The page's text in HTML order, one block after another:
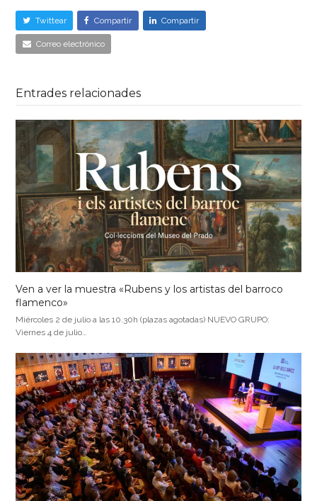
Twittear Compartir Compartir
Correo electrónico
Entrades relacionades
Ven a ver la muestra «Rubens y los artistas del barroco
flamenco»
Miércoles 2 de julio a las 10.30h (plazas agotadas) NUEVO GRUPO:
Viernes 4 de julio…